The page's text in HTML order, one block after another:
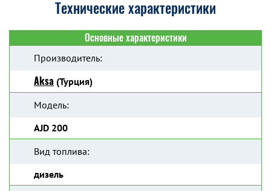
Технические характеристики
Основные характеристики
Производитель:
Aksa (Турция)
Модель:
AJD 200
Вид топлива:
дизель